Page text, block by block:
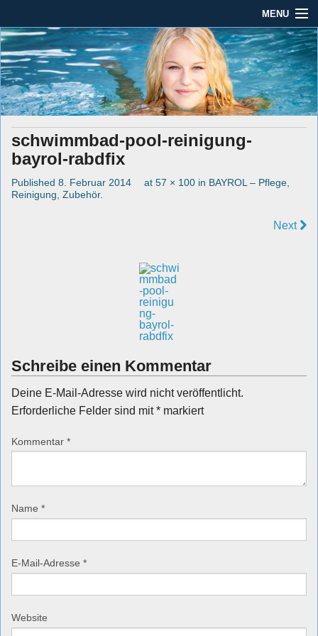
MENU
Dauber Schwimmanlagen GmbH
Leistungen
Service
Produkte
Öffnungszeiten
Dauber Schwimmanlagen
GmbH
Seit mehr als 45 Jahren im Rhein-Main-Gebiet
schwimmbad-pool-reinigung-
bayrol-rabdfix
Published 8. Februar 2014 at 57 × 100 in BAYROL – Pflege,
Reinigung, Zubehör.
Next
Schreibe einen Kommentar
Deine E-Mail-Adresse wird nicht veröffentlicht.
Erforderliche Felder sind mit* markiert
Kommentar *
Name *
E-Mail-Adresse *
Website